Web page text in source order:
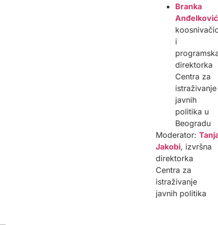
Branka
Anđelković
i
direktorka
Centra za
istraživanje
javnih
politika u
Beogradu
Moderator:
Jakobi, izvršna
direktorka
Centra za
istraživanje
javnih politika